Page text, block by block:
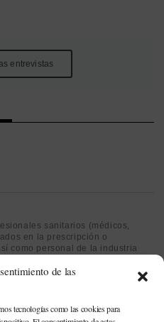
de las
tecnologías como las cookies para
entrevistas
sanitarios (médicos,
en la prescripción o
como personal de la industria